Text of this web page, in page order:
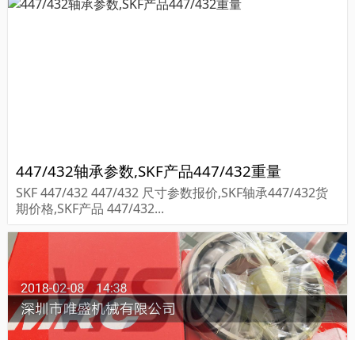
447/432轴承参数,SKF产品447/432重量
SKF 447/432 447/432 尺寸参数报价,SKF轴承447/432货
期价格,SKF产品 447/432...